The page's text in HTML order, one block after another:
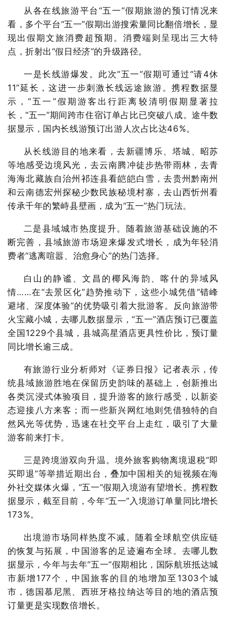
从各在线旅游平台“五一”假期旅游的预订情况来
看，多个平台“五一”假期出游搜索量同比翻倍增长，显
现出假期文旅消费超预期。消费端则呈现出三大特
点，折射出“假日经济”的升级路径。
一是长线游爆发。此次“五一”假期可通过“请4休
11”延长，这进一步刺激长线远途旅游。携程数据显
示，“五一”假期游客出行距离较清明假期显著拉
长，“五一”期间跨市住宿订单占比已突破八成。途牛数
据显示，国内长线游预订出游人次占比达46%。
从长线游目的地来看，去新疆博乐、塔城、昭苏
等地感受边境风光，去云南腾冲徒步热带雨林，去青
海海北藏族自治州祁连县看皑皑白雪，去贵州黔南州
和云南德宏州探秘少数民族秘境村寨，去山西忻州看
传承千年的繁峙县壁画，成为“五一”热门玩法。
二是县域城市热度提升。随着旅游基础设施的不
断完善，县域旅游市场迎来爆发式增长，成为年轻消
费者“逃离喧嚣、治愈身心”的热门选择。
白山的静谧、文昌的椰风海韵、喀什的异域风
情……在“去景区化”趋势推动下，这些小城凭借“错峰
避堵、深度体验”的优势吸引着大批游客。反向旅游带
火宝藏小城，去哪儿数据显示，“五一”酒店预订已覆盖
全国1229个县城，县城高星酒店更具性价比，预订量
同比增长逾三成。
有旅游行业分析师对《证券日报》记者表示，传
统县域旅游胜地在保留历史韵味的基础上，创新推出
各类沉浸式体验项目，提升游客的旅行感受，以新姿
态迎接八方来客；而一些新兴网红地则凭借独特的自
然风光等优势，迅速在社交平台上走红，吸引了大量
游客前来打卡。
三是跨境游双向升温。境外旅客购物离境退税“即
买即退”等举措近期出台，叠加中国相关的短视频在海
外社交媒体火爆，“五一”假期入境游有望增长。携程数
据显示，截至目前，今年“五一”入境游订单量同比增长
173%。
出境游市场同样热度不减。随着全球航空供应链
的恢复与拓展，中国游客的足迹遍布全球。去哪儿数
据显示，今年与去年“五一”假期相比，国际航班抵达城
市新增177个，中国旅客的目的地增加至1303个城
市，德国慕尼黑、西班牙格拉纳达等目的地的酒店预
订量更是实现数倍增长。